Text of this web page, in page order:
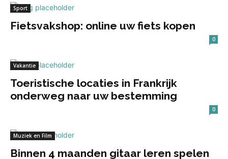
Sport
Fietsvakshop: online uw fiets kopen
0
Vakantie
Toeristische locaties in Frankrijk
onderweg naar uw bestemming
0
Muziek en Film
Binnen 4 maanden gitaar leren spelen